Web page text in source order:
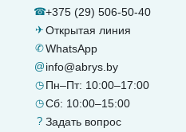
☎+375 (29) 506-50-40
✈ Открытая линия
✆WhatsApp
@ info@abrys.by
◷ Пн–Пт: 10:00–17:00
◷Сб: 10:00–15:00
? Задать вопрос